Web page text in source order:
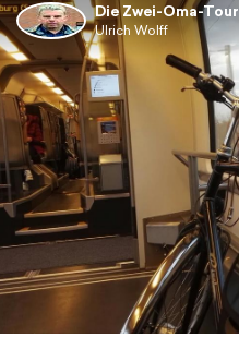
Die Zwei-Oma-Tour
Ulrich Wolff